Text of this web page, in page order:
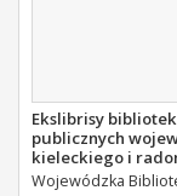
Ekslibrisy bibliotek
publicznych
kieleckiego i